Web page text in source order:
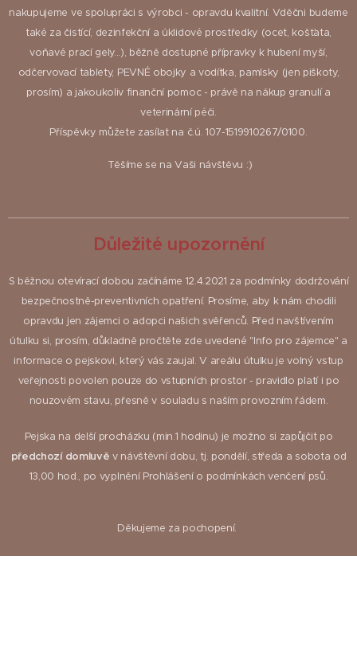
nakupujeme ve spolupráci s výrobci - opravdu kvalitní. Vděčni budeme
také za čistící, dezinfekční a úklidové prostředky (ocet, košťata,
voňavé prací gely...), běžně dostupné přípravky k hubení myší,
odčervovací tablety, PEVNÉ obojky a vodítka, pamlsky (jen piškoty,
prosím) a jakoukoliv finanční pomoc - právě na nákup granulí a
veterinární péči.
Příspěvky můžete zasílat na č.ú. 107-1519910267/0100.
Těšíme se na Vaši návštěvu :)
Důležité upozornění
S běžnou otevírací dobou začínáme 12.4.2021 za podmínky dodržování
bezpečnostně-preventivních opatření. Prosíme, aby k nám chodili
opravdu jen zájemci o adopci našich svěřenců. Před navštívením
útulku si, prosím, důkladně pročtěte zde uvedené "Info pro zájemce" a
informace o pejskovi, který vás zaujal. V areálu útulku je volný vstup
veřejnosti povolen pouze do vstupních prostor - pravidlo platí i po
nouzovém stavu, přesně v souladu s naším provozním řádem.
Pejska na delší procházku (min.1 hodinu) je možno si zapůjčit po
předchozí domluvě v návštěvní dobu, tj. pondělí, středa a sobota od
13,00 hod., po vyplnění Prohlášení o podmínkách venčení psů.
Děkujeme za pochopení.